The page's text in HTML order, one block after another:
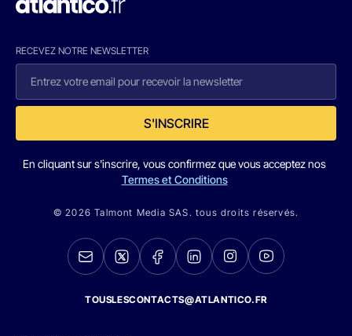
RECEVEZ NOTRE NEWSLETTER
S'INSCRIRE
En cliquant sur s'inscrire, vous confirmez que vous acceptez nos
Termes et Conditions
© 2026 Talmont Media SAS. tous droits réservés.
TOUSLESCONTACTS@ATLANTICO.FR